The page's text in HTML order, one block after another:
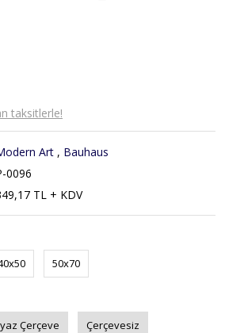
taksitlerle!
Art , Bauhaus
0096
TL + KDV
50x70
Çerçeve Çerçevesiz